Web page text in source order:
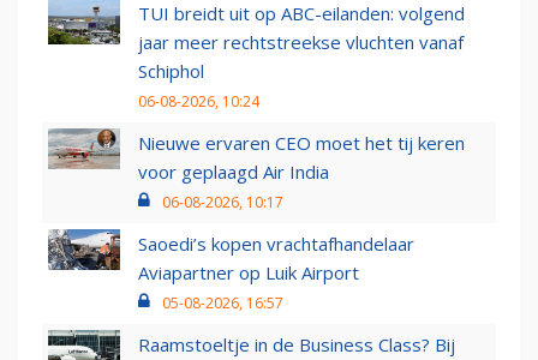
TUI breidt uit op ABC-eilanden: volgend
jaar meer rechtstreekse vluchten vanaf
Schiphol
06-08-2026, 10:24
Nieuwe ervaren CEO moet het tij keren
voor geplaagd Air India
06-08-2026, 10:17
Saoedi’s kopen vrachtafhandelaar
Aviapartner op Luik Airport
05-08-2026, 16:57
Raamstoeltje in de Business Class? Bij